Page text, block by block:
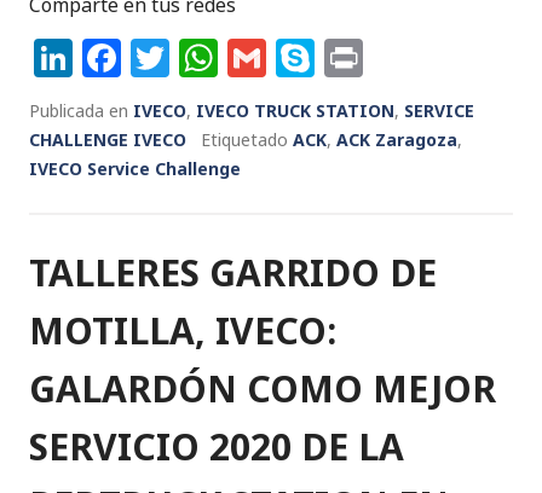
Li
n
k
e
n
F
a
c
e
o
o
k
T
w
it
te
W
h
a
ts
p
p
G
m
ai
S
k
y
ri
n
Publicada en IVECO, IVECO TRUCK STATION, SERVICE
CHALLENGE IVECO
Etiquetado ACK, ACK Zaragoza,
IVECO Service Challenge
TALLERES GARRIDO DE
MOTILLA, IVECO:
GALARDÓN COMO MEJOR
SERVICIO 2020 DE LA